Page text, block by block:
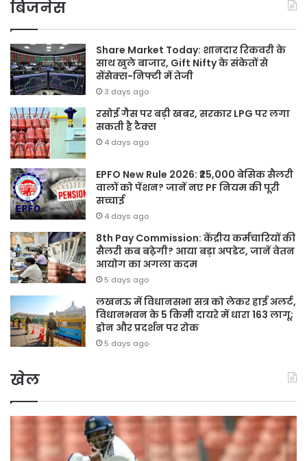
बिजनेस
Share Market Today: शानदार रिकवरी के
साथ खुले बाजार, Gift Nifty के संकेतों से
सेंसेक्स-निफ्टी में तेजी
3 days ago
रसोई गैस पर बड़ी खबर, सरकार LPG पर लगा
सकती है टैक्स
4 days ago
EPFO New Rule 2026: ₹25,000 बेसिक सैलरी
वालों को पेंशन? जानें नए PF नियम की पूरी
सच्चाई
4 days ago
8th Pay Commission: केंद्रीय कर्मचारियों की
सैलरी कब बढ़ेगी? आया बड़ा अपडेट, जानें वेतन
आयोग का अगला कदम
5 days ago
लखनऊ में विधानसभा सत्र को लेकर हाई अलर्ट,
विधानभवन के 5 किमी दायरे में धारा 163 लागू;
ड्रोन और प्रदर्शन पर रोक
5 days ago
खेल